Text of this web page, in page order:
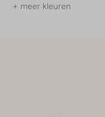
+ meer kleuren